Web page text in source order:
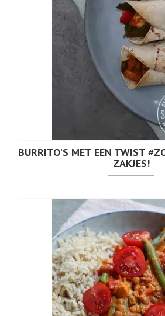
BURRITO'S MET EEN TWIST
ZAKJES!